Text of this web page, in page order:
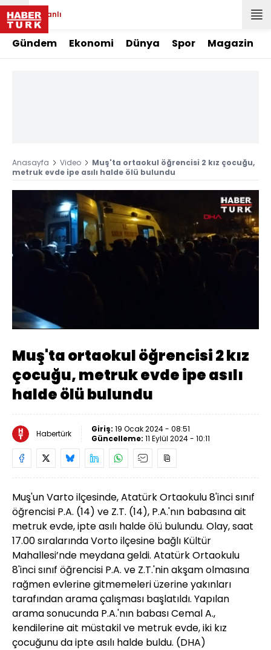
Canlı
Gündem Ekonomi Dünya Spor Magazin
Anasayfa Video
Muş'ta ortaokul öğrencisi 2 kız çocuğu,
metruk evde ipe asılı halde ölü bulundu
Sesi
Aç
Hızı
Muş'ta ortaokul öğrencisi 2 kız
çocuğu, metruk evde ipe asılı
halde ölü bulundu
Habertürk Giriş: 19 Ocak 2024 - 08:51
Güncelleme: 11 Eylül 2024 - 10:11
Muş'un Varto ilçesinde, Atatürk Ortaokulu 8'inci sınıf
öğrencisi P.A. (14) ve Z.T. (14), P.A.'nın babasına ait
metruk evde, ipte asılı halde ölü bulundu. Olay, saat
17.00 sıralarında Vorto ilçesine bağlı Kültür
Mahallesi’nde meydana geldi. Atatürk Ortaokulu
8'inci sınıf öğrencisi P.A. ve Z.T.'nin akşam olmasına
rağmen evlerine gitmemeleri üzerine yakınları
tarafından arama çalışması başlatıldı. Yapılan
arama sonucunda P.A.'nın babası Cemal A.,
kendilerine ait müstakil ve metruk evde, iki kız
çocuğunu da ipte asılı halde buldu. (DHA)